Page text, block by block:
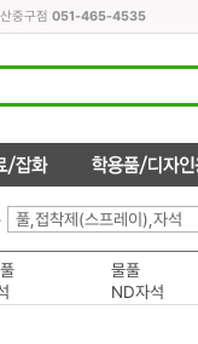
중구점 051-465-4535
풀,접착제(스프레이),자석
물풀
ND자석